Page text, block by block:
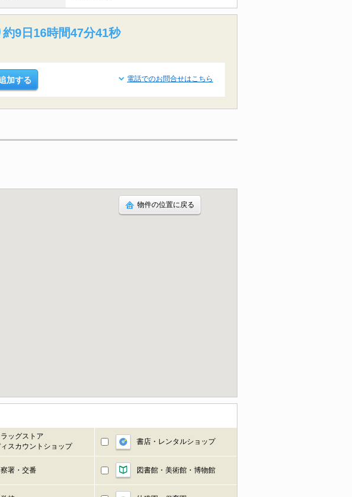
約9日16時間47分40秒
加する 電話でのお問合せはこちら
物件の位置に戻る
ラッグストア
スカウントショップ
書店・レンタルショップ
署・交番 図書館・美術館・博物館